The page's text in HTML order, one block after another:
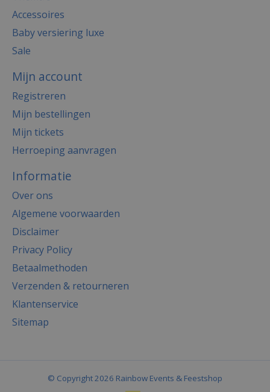
Accessoires
Baby versiering luxe
Sale
Mijn account
Registreren
Mijn bestellingen
Mijn tickets
Herroeping aanvragen
Informatie
Over ons
Algemene voorwaarden
Disclaimer
Privacy Policy
Betaalmethoden
Verzenden & retourneren
Klantenservice
Sitemap
© Copyright 2026 Rainbow Events & Feestshop